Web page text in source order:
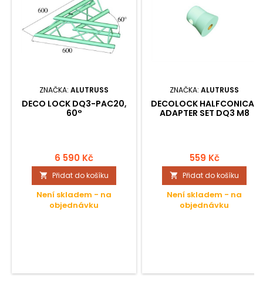
ZNAČKA: ALUTRUSS
DECO LOCK DQ3-PAC20,
60°
6 590 Kč
 Přidat do košíku
Není skladem - na
objednávku
ZNAČKA: ALUTRUSS
DECOLOCK HALFCONICAL
ADAPTER SET DQ3 M8
559 Kč
 Přidat do košíku
Není skladem - na
objednávku